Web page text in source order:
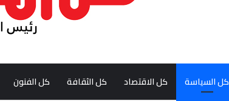
كل السياسة كل الاقتصاد كل الثقافة كل الفنون